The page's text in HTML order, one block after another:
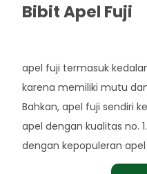
Bibit Apel Fuji
apel fuji termasuk
karena memiliki mutu
Bahkan, apel fuji sendiri
apel dengan kualitas no.
dengan kepopuleran